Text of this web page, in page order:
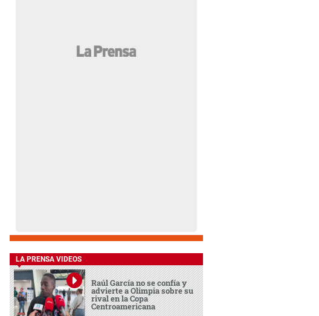
LA PRENSA VIDEOS
Raúl García no se confía y
advierte a Olimpia sobre su
rival en la Copa
Centroamericana